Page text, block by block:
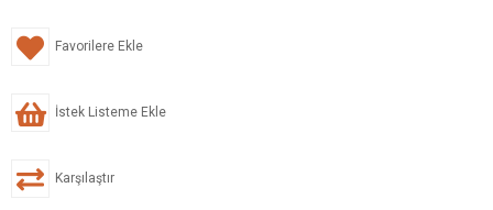
Favorilere Ekle
İstek Listeme Ekle
Karşılaştır